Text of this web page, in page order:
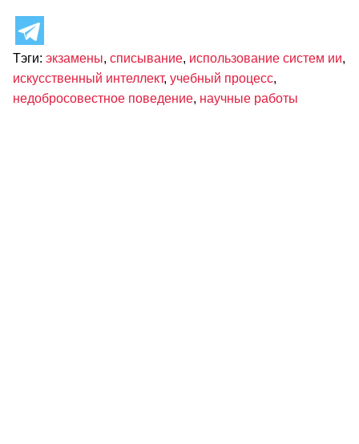
Тэги: экзамены, списывание, использование систем ии,
искусственный интеллект, учебный процесс,
недобросовестное поведение, научные работы